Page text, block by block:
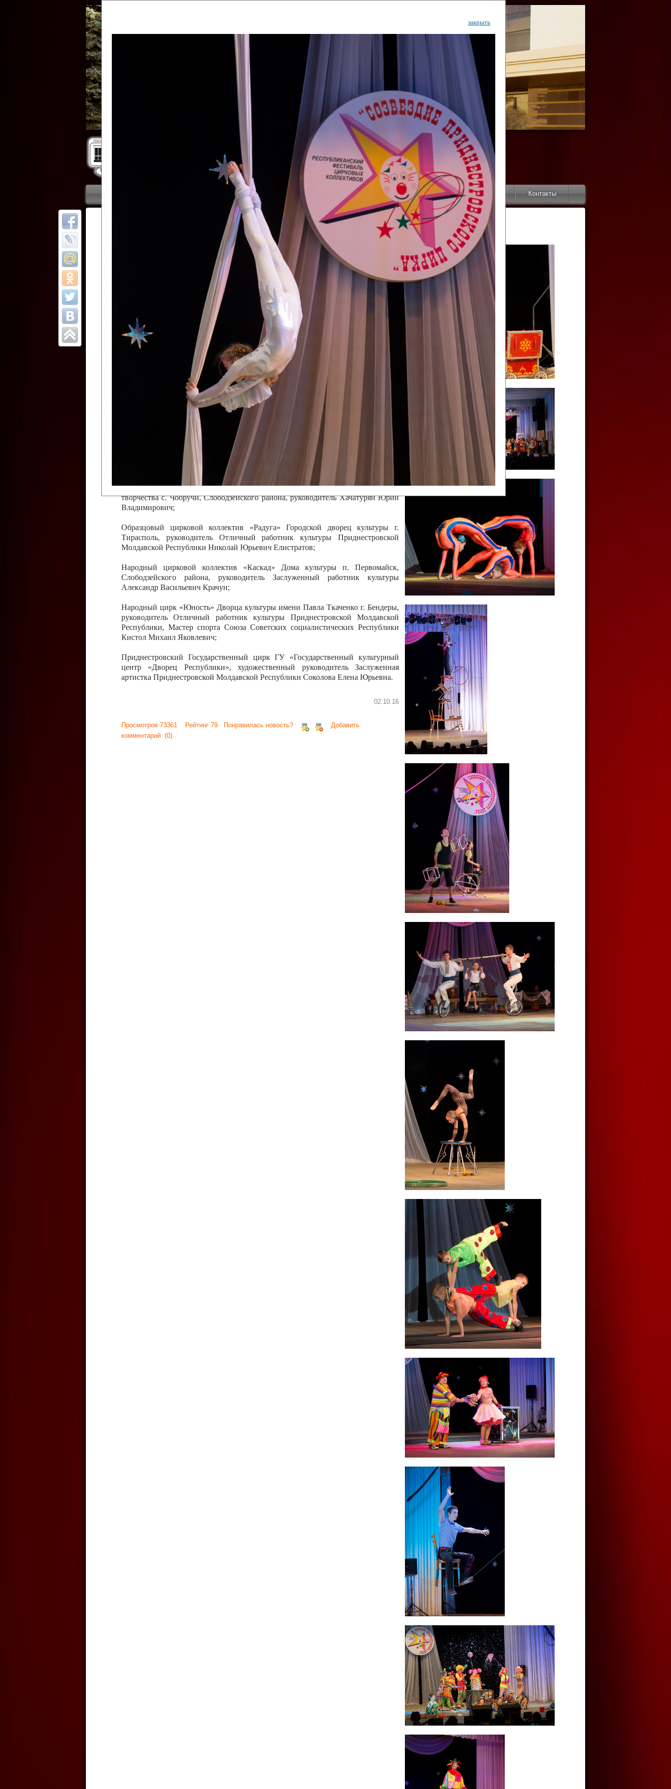
Государственный культурный центр
Дворец Республики
Коллективы Новости Арт-монитор Арт-прожектор Инфо Контакты
ОТЧЕТЫ ГКЦ "ДВОРЕЦ РЕСПУБЛИКИ"
закрыть
Финал Республиканского фестиваля
цирковых коллективов "Созвездие
Приднестровского цирка"
Образцовый эстрадно-цирковой коллектив «Ровесник» Дом культуры с.
Протягайловка, г. Бендеры , руководитель Рогожинер Светлана Георгиевна
Народный цирковой клоунский коллектив «Шари-вари» МУ «Культурно-
досуговый центр «Шелковик» г.Бендеры, руководители Отличные работники
культуры Приднестровской Молдавской Республики Алёна Александровна и
Олег Степанович Райлян;
Народный цирковой коллектив «Энтузиасты» Дома культуры с. Делакеу,
Григориопольского района, руководитель Отличный работник культуры
Приднестровской Молдавской Республики Пётр Петрович Дижмару;
Народный цирковой коллектив «Сперанца» Дома культуры посёлка Красное,
Слободзейского района, руководитель Отличный работник культуры
Приднестровской Молдавской Республики Анжела Владимировна
Образцовый эстрадно-цирковой коллектив «Алегро» Дома детско –юношеского
творчества с. Чобручи, Слободзейского района, руководитель Хачатурян Юрий
Владимирович;
Образцовый цирковой коллектив «Радуга» Городской дворец культуры г.
Тирасполь, руководитель Отличный работник культуры Приднестровской
Молдавской Республики Николай Юрьевич Елистратов;
Народный цирковой коллектив «Каскад» Дома культуры п. Первомайск,
Слободзейского района, руководитель Заслуженный работник культуры
Александр Васильевич Крачун;
Народный цирк «Юность» Дворца культуры имени Павла Ткаченко г. Бендеры,
руководитель Отличный работник культуры Приднестровской Молдавской
Республики, Мастер спорта Союза Советских социалистических Республики
Кистол Михаил Яковлевич;
Приднестровский Государственный цирк ГУ «Государственный культурный
центр «Дворец Республики», художественный руководитель Заслуженная
артистка Приднестровской Молдавской Республики Соколова Елена Юрьевна.
02.10.16
Просмотров 73361 Рейтинг 79 Понравилась новость?
Добавить
комментарий (0)